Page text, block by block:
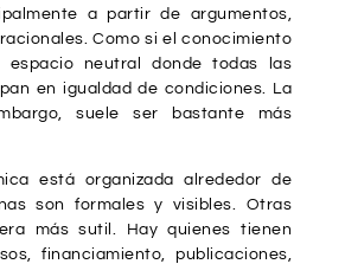
a partir de argumentos,
Como si el conocimiento
espacio neutral donde todas las
en igualdad de condiciones. La
suele ser bastante más
está organizada alrededor de
son formales y visibles. Otras
más sutil. Hay quienes tienen
financiamiento, publicaciones,